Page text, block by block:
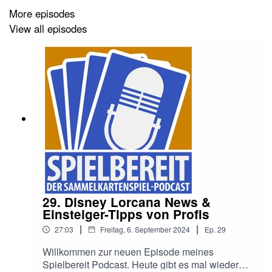
Du kannst meinen Podcast bei
Google, per RSSund natürlich in allen Podcast-Apps
finden und abonnieren.
00:00:00 Intro
00:00:18 Sammelkartenspiel-News
00:14:09 Star Wars Unlimited Set 3: "Niedergang der
Republik"
00:20:57 Anfänger Tipps von Star Wars: Unlimited
More episodes
View all episodes
29. Disney Lorcana News &
Einsteiger-Tipps von Profis
27:03 | Freitag, 6. September 2024 | Ep. 29
Willkommen zur neuen Episode meines
Spielbereit Podcast. Heute gibt es mal wieder